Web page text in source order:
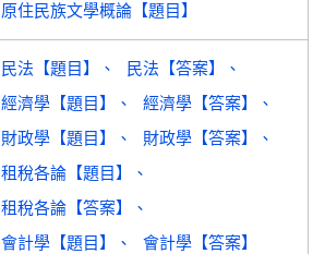
原住民族文學概論【題目】
民法【題目】
民法【答案】
經濟學【題目】
經濟學【答案】
財政學【題目】
財政學【答案】
租稅各論【題目】
租稅各論【答案】
會計學【題目】
會計學【答案】